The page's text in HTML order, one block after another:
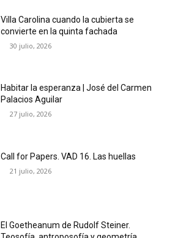
Villa Carolina cuando la cubierta se
convierte en la quinta fachada
30 julio, 2026
Habitar la esperanza | José del Carmen
Palacios Aguilar
27 julio, 2026
Call for Papers. VAD 16. Las huellas
21 julio, 2026
El Goetheanum de Rudolf Steiner.